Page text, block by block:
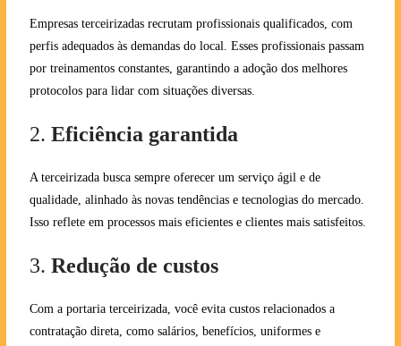
Empresas terceirizadas recrutam profissionais qualificados, com
perfis adequados às demandas do local. Esses profissionais passam
por treinamentos constantes, garantindo a adoção dos melhores
protocolos para lidar com situações diversas.
2. Eficiência garantida
A terceirizada busca sempre oferecer um serviço ágil e de
qualidade, alinhado às novas tendências e tecnologias do mercado.
Isso reflete em processos mais eficientes e clientes mais satisfeitos.
3. Redução de custos
Com a portaria terceirizada, você evita custos relacionados a
contratação direta, como salários, benefícios, uniformes e